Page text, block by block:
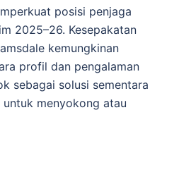
posisi penjaga
2025–26. Kesepakatan
kemungkinan
profil dan pengalaman
sebagai solusi sementara
menyokong atau